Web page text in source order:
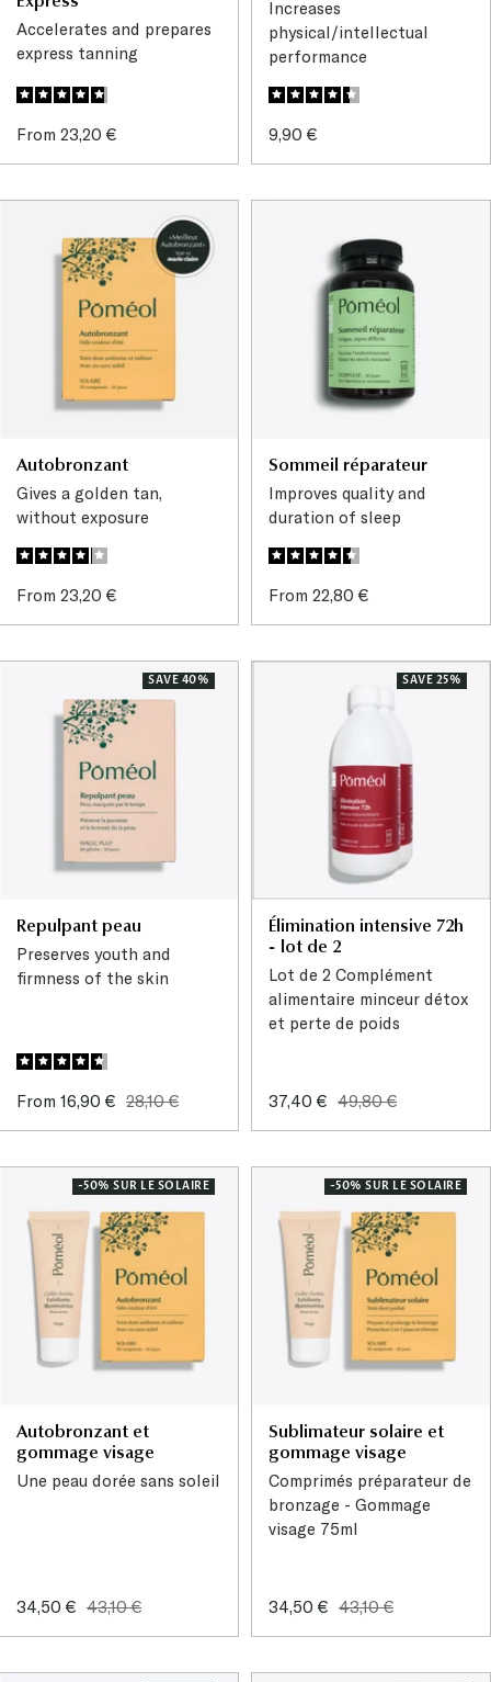
Accelerates and prepares
express tanning
Sale
From 23,20 €
Increases
physical/intellectual
performance
Sale
9,90 €
Autobronzant
Gives a golden tan,
without exposure
Sale
From 23,20 €
Sommeil réparateur
Improves quality and
duration of sleep
Sale
From 22,80 €
SAVE 40%
Repulpant peau
Preserves youth and
firmness of the skin
Sale
From 16,90 € Regular
28,10 €
SAVE 25%
Élimination intensive 72h
- lot de 2
Lot de 2 Complément
alimentaire minceur détox
et perte de poids
Sale
37,40 € Regular
49,80 €
-50% SUR LE SOLAIRE
Autobronzant et
gommage visage
Une peau dorée sans soleil
Sale
34,50 € Regular
43,10 €
-50% SUR LE SOLAIRE
Sublimateur solaire et
gommage visage
Comprimés préparateur de
bronzage - Gommage
visage 75ml
Sale
34,50 € Regular
43,10 €